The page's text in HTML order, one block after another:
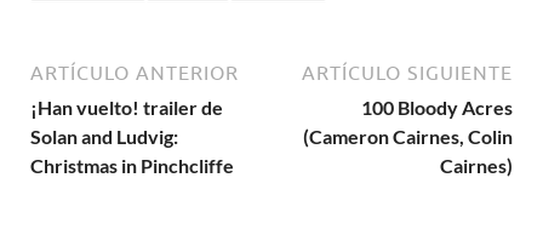
ARTÍCULO ANTERIOR
¡Han vuelto! trailer de
Solan and Ludvig:
Christmas in Pinchcliffe
ARTÍCULO SIGUIENTE
100 Bloody Acres
(Cameron Cairnes, Colin
Cairnes)